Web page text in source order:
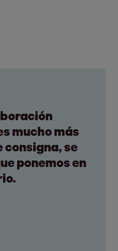
mucho más
consigna, se
ponemos en